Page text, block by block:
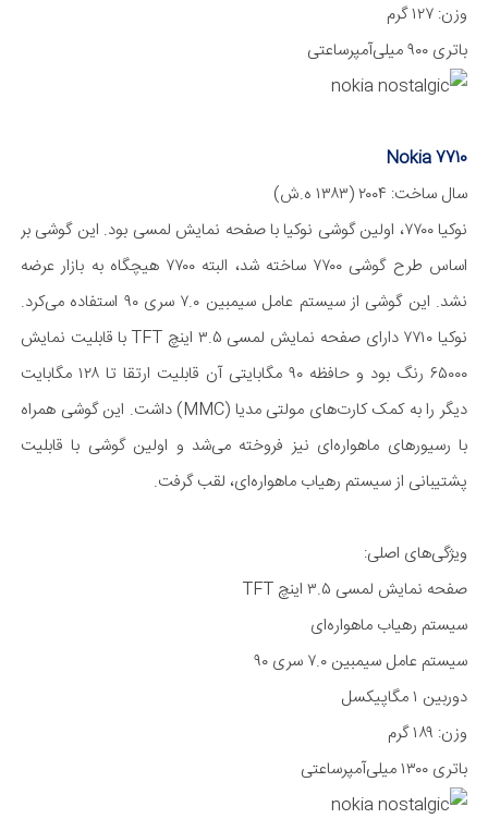
وزن: ۱۲۷ گرم
باتری ۹۰۰ میلی‌آمپر‌ساعتی
Nokia 7710
سال ساخت: ۲۰۰۴ (۱۳۸۳ ه.ش)
نوکیا ۷۷۰۰، اولین گوشی نوکیا با صفحه نمایش لمسی بود. این گوشی بر
اساس طرح گوشی ۷۷۰۰ ساخته شد، البته ۷۷۰۰ هیچگاه به بازار عرضه
نشد. این گوشی از سیستم عامل سیمبین ۷.۰ سری ۹۰ استفاده می‌کرد.
نوکیا ۷۷۱۰ دارای صفحه نمایش لمسی ۳.۵ اینچ TFT با قابلیت نمایش
۶۵۰۰۰ رنگ بود و حافظه ۹۰ مگا‌بایتی آن قابلیت ارتقا تا ۱۲۸ مگا‌بایت
دیگر را به کمک کارت‌های مولتی مدیا (MMC) داشت. این گوشی همراه
با رسیورهای ماهواره‌ای نیز فروخته می‌شد و اولین گوشی با قابلیت
پشتیبانی از سیستم رهیاب ماهواره‌ای، لقب گرفت.
ویژگی‌های اصلی:
صفحه نمایش لمسی ۳.۵ اینچ TFT
سیستم رهیاب ماهواره‌ای
سیستم عامل سیمبین ۷.۰ سری ۹۰
دوربین ۱ مگا‌پیکسل
وزن: ۱۸۹ گرم
باتری ۱۳۰۰ میلی‌آمپر‌ساعتی